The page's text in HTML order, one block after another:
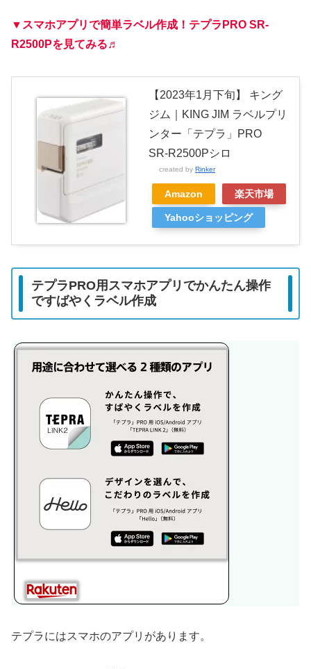
▼スマホアプリで簡単ラベル作成！テプラPRO SR-
R2500Pを見てみる♬
【2023年1月下旬】 キング
ジム｜KING JIM ラベルプリ
ンター「テプラ」PRO
SR-R2500Pシロ
created by Rinker
Amazon 楽天市場
Yahooショッピング
テプラPRO用スマホアプリでかんたん操作
ですばやくラベル作成
テプラにはスマホのアプリがあります。